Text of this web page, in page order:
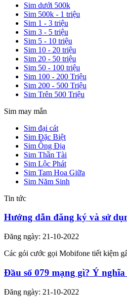
Sim dưới 500k
Sim 500k - 1 triệu
Sim 1 - 3 triệu
Sim 3 - 5 triệu
Sim 5 - 10 triệu
Sim 10 - 20 triệu
Sim 20 - 50 triệu
Sim 50 - 100 triệu
Sim 100 - 200 Triệu
Sim 200 - 500 Triệu
Sim Trên 500 Triệu
Sim may mắn
Sim đại cát
Sim Đặc Biệt
Sim Ông Địa
Sim Thần Tài
Sim Lộc Phát
Sim Tam Hoa Giữa
Sim Năm Sinh
Tin tức
Hướng dẫn đăng ký và sử
Đăng ngày: 21-10-2022
Các gói cước gọi Mobifone tiết kiệm
Đầu số 079 mạng gì? Ý
Đăng ngày: 21-10-2022